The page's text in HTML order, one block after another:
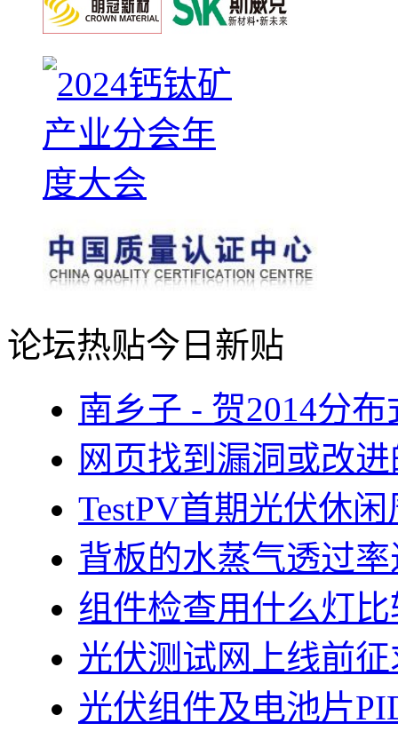
论坛热贴今日新贴
南乡子 - 贺2014分
网页找到漏洞或改
TestPV首期光伏休
背板的水蒸气透过
组件检查用什么灯
光伏测试网上线前
光伏组件及电池片